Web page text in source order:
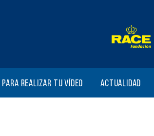
para realizar tu vídeo Actualidad